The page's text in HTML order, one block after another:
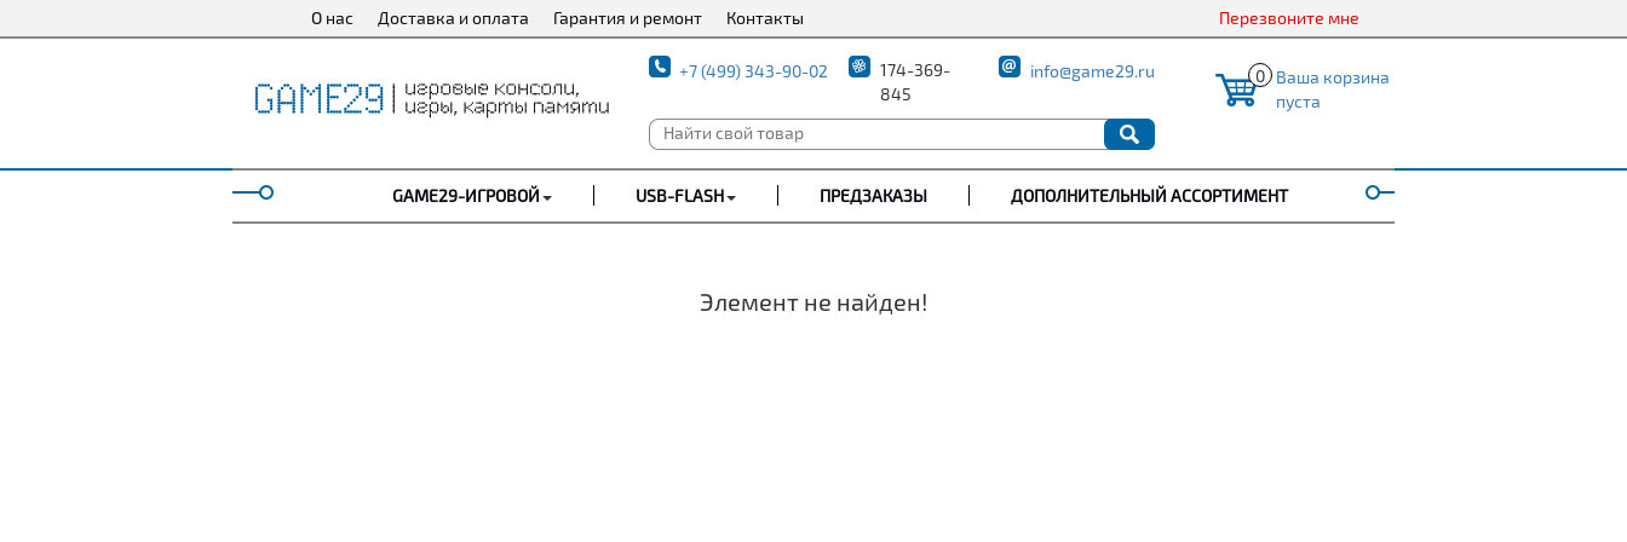
О нас Доставка и оплата Гарантия и ремонт Контакты Перезвоните мне
+7 (499) 343-90-02
174-369-
845
info@game29.ru 0 Ваша корзина
пуста
GAME29-ИГРОВОЙ USB-FLASH ПРЕДЗАКАЗЫ ДОПОЛНИТЕЛЬНЫЙ АССОРТИМЕНТ
Элемент не найден!